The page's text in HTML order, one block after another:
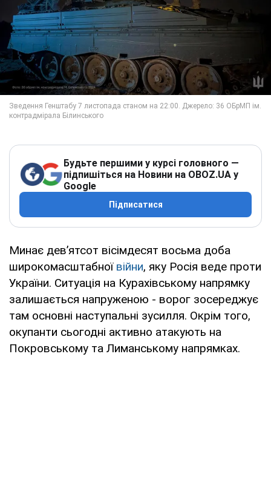
Будьте першими у курсі головного —
підпишіться на Новини на OBOZ.UA у
Google
Підписатися
Минає дев’ятсот вісімдесят восьма доба
широкомасштабної війни, яку Росія веде проти
України. Ситуація на Курахівському напрямку
залишається напруженою - ворог зосереджує
там основні наступальні зусилля. Окрім того,
окупанти сьогодні активно атакують на
Покровському та Лиманському напрямках.